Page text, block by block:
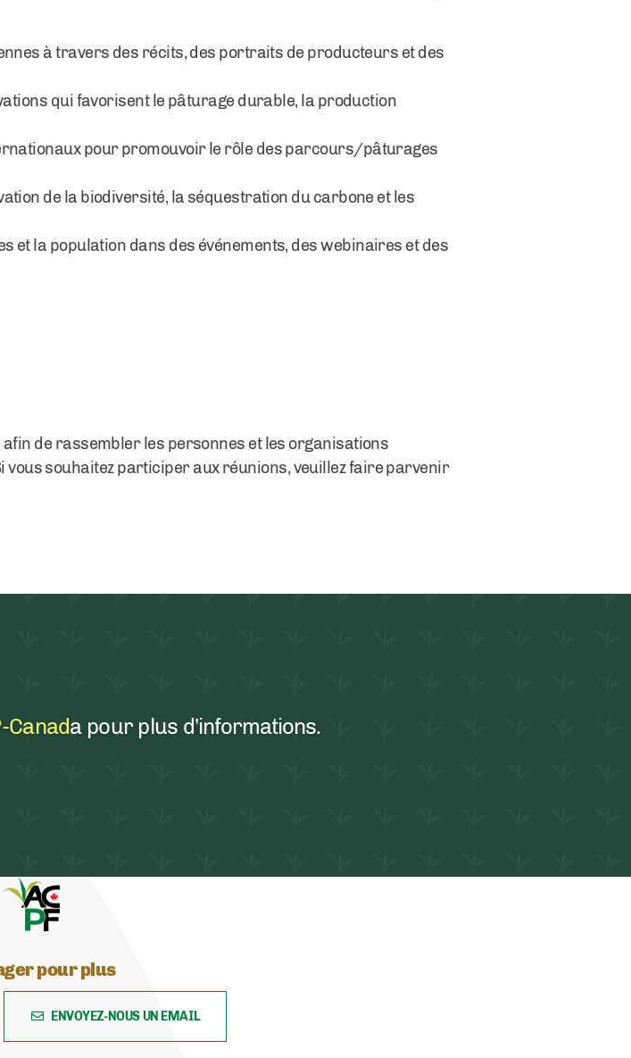
à travers des récits, des portraits de producteurs et des
qui favorisent le pâturage durable, la production
pour promouvoir le rôle des parcours/pâturages
de la biodiversité, la séquestration du carbone et les
la population dans des événements, des webinaires et des
de rassembler les personnes et les organisations
vous souhaitez participer aux réunions, veuillez faire parvenir
Canada pour plus d’informations.
pour plus
ENVOYEZ-NOUS UN EMAIL